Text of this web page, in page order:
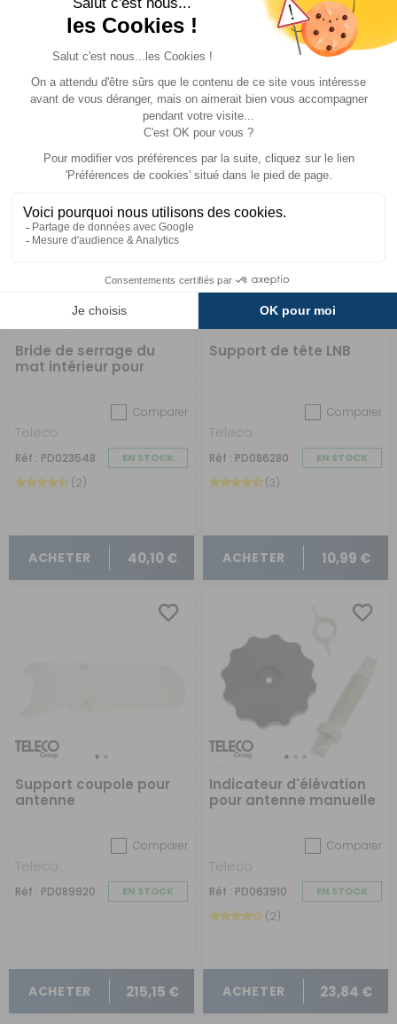
Réf : PD001220
SUR
47,40 €
Réf : PD001225
SUR
COMMANDE
ACHETER
Bride de serrage du
mat intérieur pour
Comparer
Teleco
Réf : PD023548 EN STOCK
(2)
ACHETER 40,10 €
Support de tête LNB
Comparer
Teleco
Réf : PD086280 EN STOCK
(3)
ACHETER 10,99 €
Support coupole pour
antenne
Comparer
Teleco
Réf : PD089920 EN STOCK
ACHETER 215,15 €
Indicateur d'élévation
pour antenne manuelle
Comparer
Teleco
Réf : PD063910 EN STOCK
(2)
ACHETER 23,84 €